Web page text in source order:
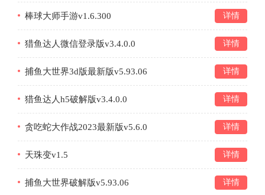
棒球大师手游v1.6.300 详情
猎鱼达人微信登录版v3.4.0.0 详情
捕鱼大世界3d版最新版v5.93.06 详情
猎鱼达人h5破解版v3.4.0.0 详情
贪吃蛇大作战2023最新版v5.6.0 详情
天珠变v1.5 详情
捕鱼大世界破解版v5.93.06 详情